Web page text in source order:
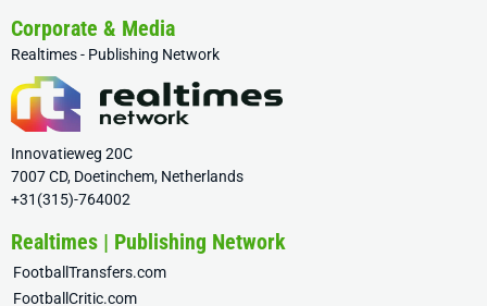
Corporate & Media
Realtimes - Publishing Network
Innovatieweg 20C
7007 CD, Doetinchem, Netherlands
+31(315)-764002
Realtimes | Publishing Network
FootballTransfers.com
FootballCritic.com